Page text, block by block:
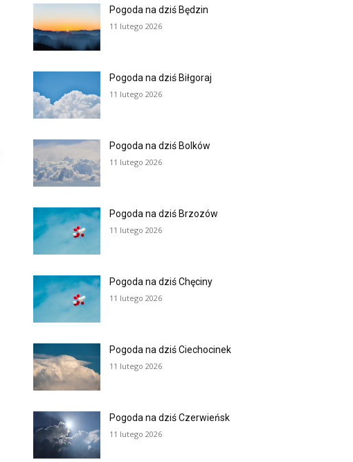
Pogoda na dziś Będzin
11 lutego 2026
Pogoda na dziś Biłgoraj
11 lutego 2026
Pogoda na dziś Bolków
11 lutego 2026
Pogoda na dziś Brzozów
11 lutego 2026
Pogoda na dziś Chęciny
11 lutego 2026
Pogoda na dziś Ciechocinek
11 lutego 2026
Pogoda na dziś Czerwieńsk
11 lutego 2026